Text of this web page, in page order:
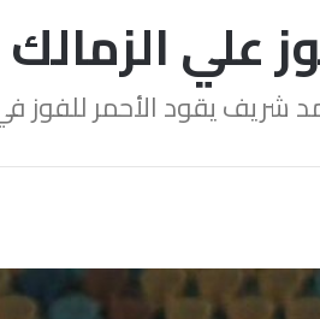
2-1 في القمة 121
شريف يقود الأحمر للفوز